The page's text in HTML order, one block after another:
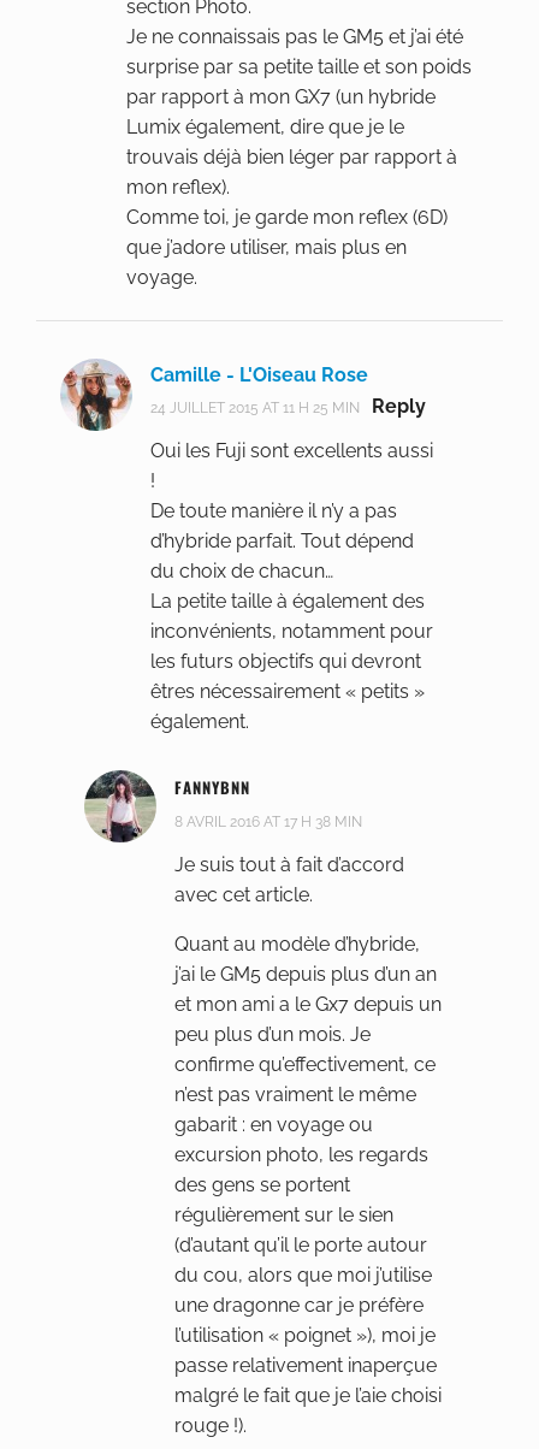
section Photo.
Je ne connaissais pas le GM5 et j’ai été
surprise par sa petite taille et son poids
par rapport à mon GX7 (un hybride
Lumix également, dire que je le
trouvais déjà bien léger par rapport à
mon reflex).
Comme toi, je garde mon reflex (6D)
que j’adore utiliser, mais plus en
voyage.
Camille - L'Oiseau Rose
24 JUILLET 2015 AT 11 H 25 MIN
Reply
Oui les Fuji sont excellents aussi
!
De toute manière il n’y a pas
d’hybride parfait. Tout dépend
du choix de chacun…
La petite taille à également des
inconvénients, notamment pour
les futurs objectifs qui devront
êtres nécessairement « petits »
également.
FANNYBNN
8 AVRIL 2016 AT 17 H 38 MIN
Je suis tout à fait d’accord
avec cet article.
Quant au modèle d’hybride,
j’ai le GM5 depuis plus d’un an
et mon ami a le Gx7 depuis un
peu plus d’un mois. Je
confirme qu’effectivement, ce
n’est pas vraiment le même
gabarit : en voyage ou
excursion photo, les regards
des gens se portent
régulièrement sur le sien
(d’autant qu’il le porte autour
du cou, alors que moi j’utilise
une dragonne car je préfère
l’utilisation « poignet »), moi je
passe relativement inaperçue
malgré le fait que je l’aie choisi
rouge !).